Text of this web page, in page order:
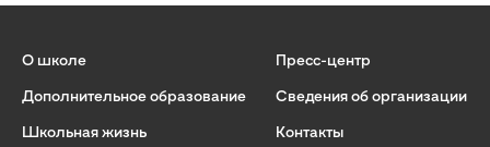
О школе
Дополнительное образование
Школьная жизнь
Пресс-центр
Сведения об организации
Контакты